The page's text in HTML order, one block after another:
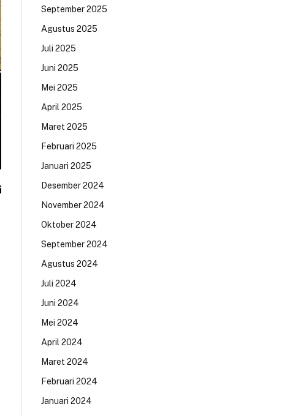
September 2025
Agustus 2025
Juli 2025
Juni 2025
Mei 2025
April 2025
Maret 2025
Februari 2025
Januari 2025
Desember 2024
November 2024
Oktober 2024
September 2024
Agustus 2024
Juli 2024
Juni 2024
Mei 2024
April 2024
Maret 2024
Februari 2024
Januari 2024